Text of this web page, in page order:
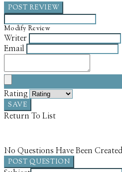
POST REVIEW
Modify Review
Writer
Email
Rating
SAVE
Return To List
No Questions Have Been Created.
POST QUESTION